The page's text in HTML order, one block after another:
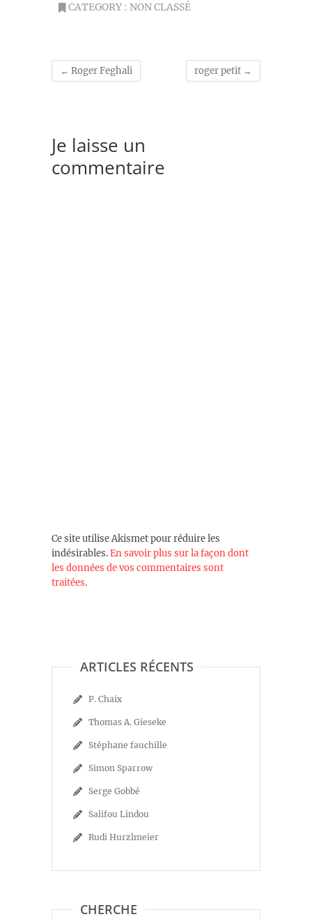
CATEGORY : NON CLASSÉ
← Roger Feghali roger petit →
Je laisse un
commentaire
Ce site utilise Akismet pour réduire les
indésirables.En savoir plus sur la façon dont
les données de vos commentaires sont
traitées.
ARTICLES RÉCENTS
P. Chaix
Thomas A. Gieseke
Stéphane fauchille
Simon Sparrow
Serge Gobbé
Salifou Lindou
Rudi Hurzlmeier
CHERCHE